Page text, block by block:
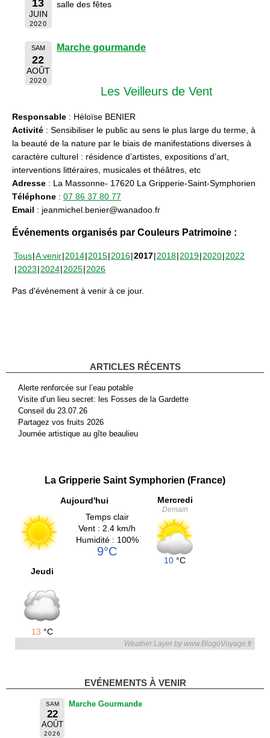
13
JUIN
2020
salle des fêtes
SAM
22
AOÛT
2020
Marche gourmande
Les Veilleurs de Vent
Responsable : Héloïse BENIER
Activité : Sensibiliser le public au sens le plus large du terme, à
la beauté de la nature par le biais de manifestations diverses à
caractère culturel : résidence d’artistes, expositions d’art,
interventions littéraires, musicales et théâtres, etc
Adresse : La Massonne- 17620 La Gripperie-Saint-Symphorien
Téléphone : 07 86 37 80 77
Email : jeanmichel.benier@wanadoo.fr
Événements organisés par Couleurs Patrimoine :
Tous A venir 2014 2015 2016 2017 2018 2019 2020 2022
2023 2024 2025 2026
Pas d'événement à venir à ce jour.
ARTICLES RÉCENTS
Alerte renforcée sur l’eau potable
Visite d’un lieu secret: les Fosses de la Gardette
Conseil du 23.07.26
Partagez vos fruits 2026
Journée artistique au gîte beaulieu
La Gripperie Saint Symphorien (France)
Aujourd'hui
Temps clair
Vent : 2.4 km/h
Humidité : 100%
9°C
Mercredi
Demain
10 °C
Jeudi
13 °C
Weather Layer by www.BlogoVoyage.fr
EVÉNEMENTS À VENIR
SAM
22
AOÛT
2026
Marche Gourmande